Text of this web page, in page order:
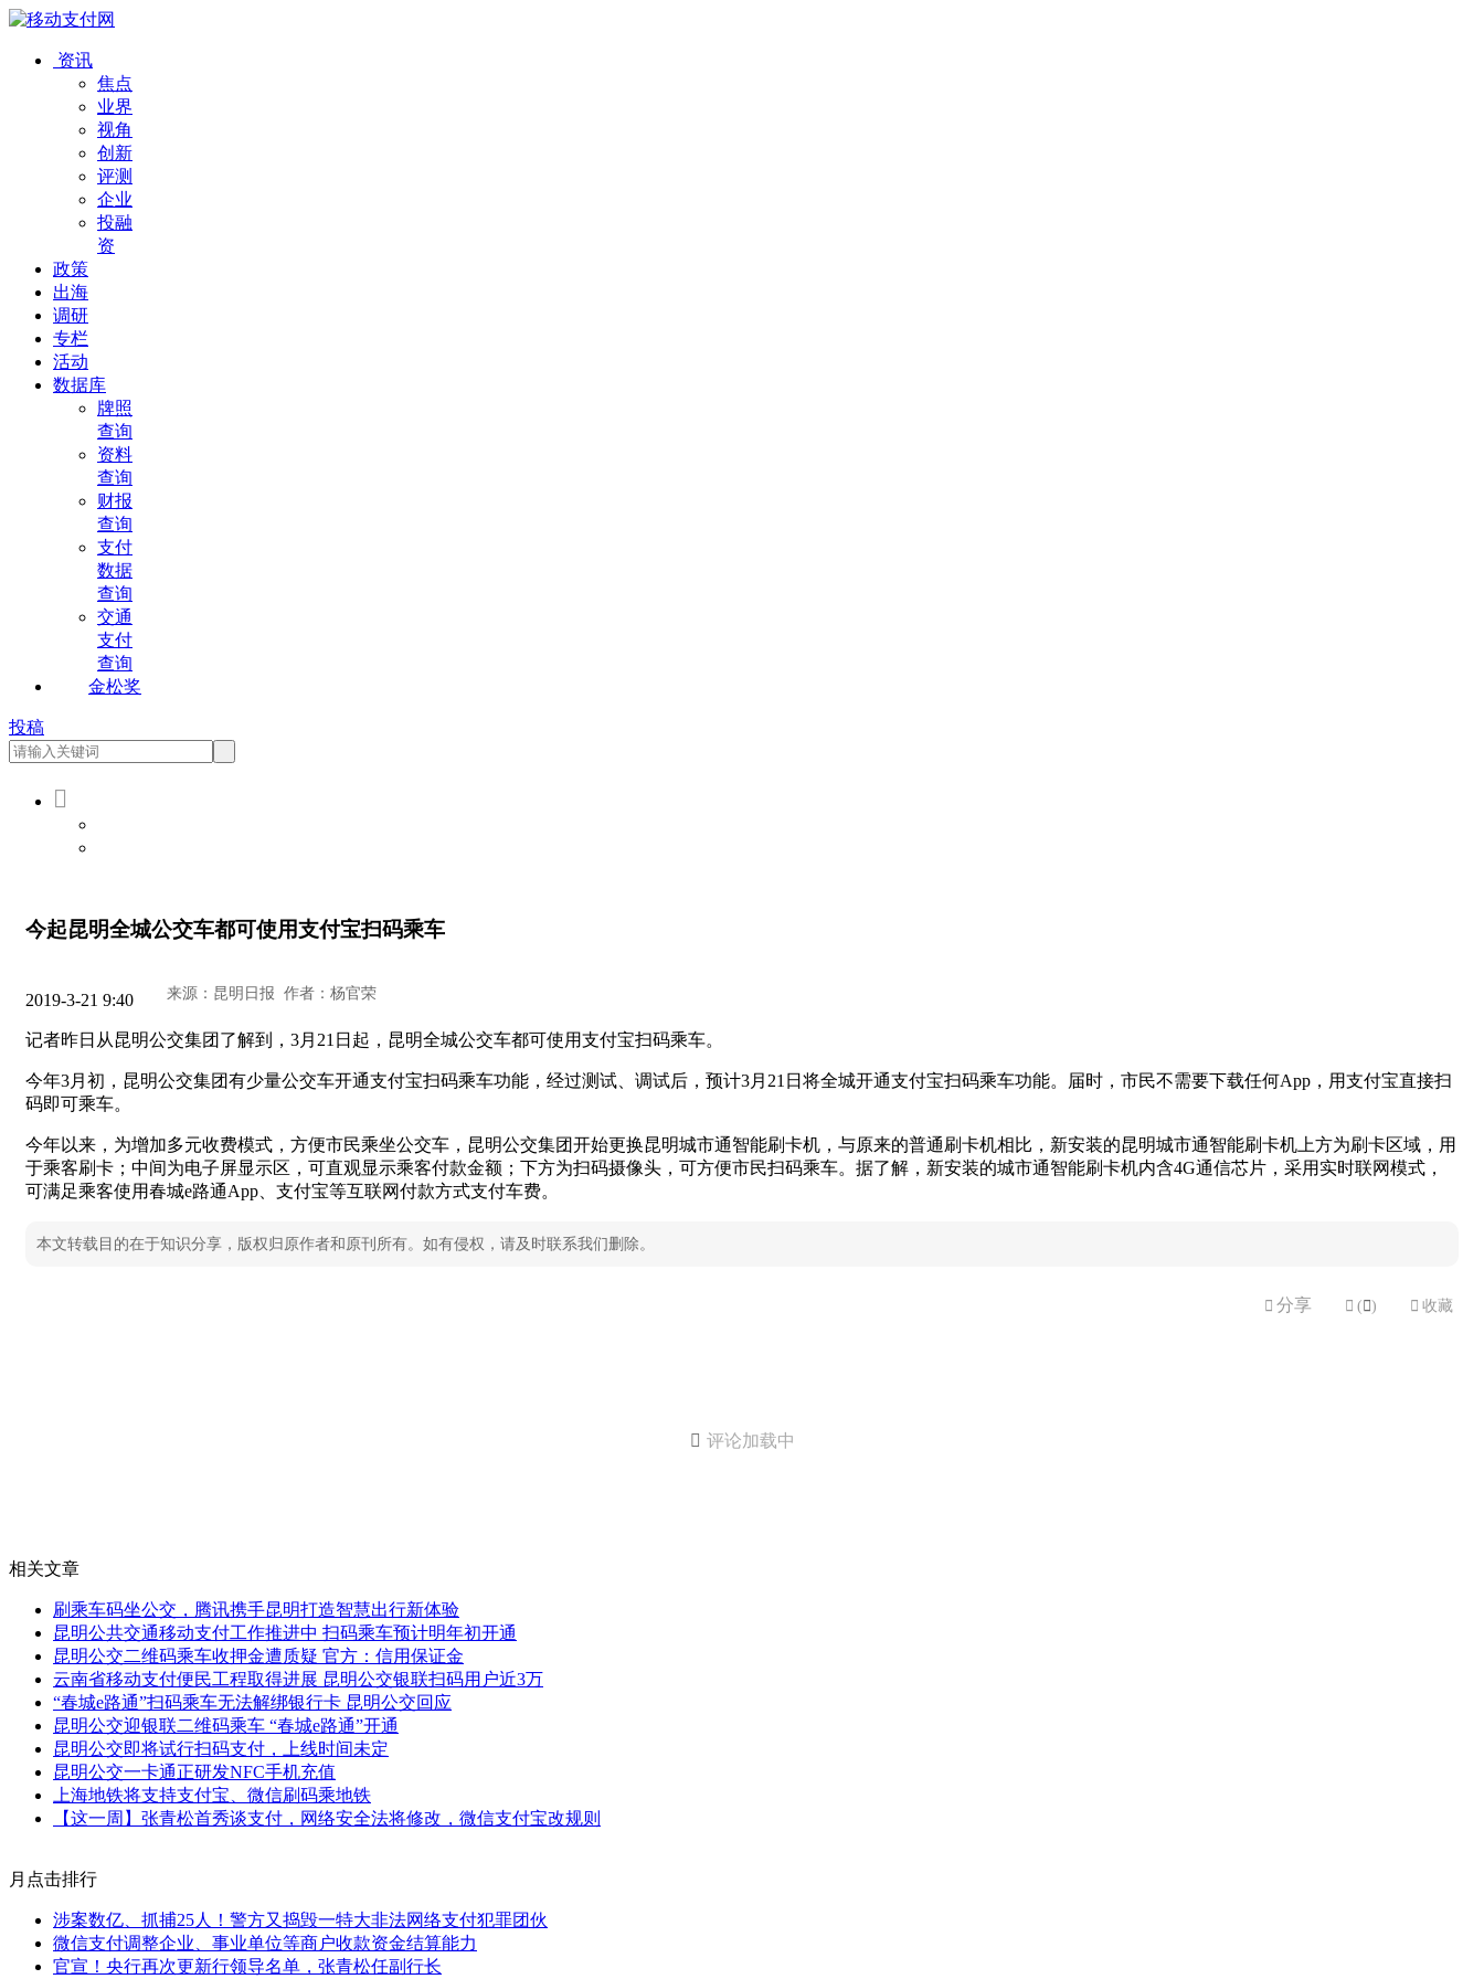
资讯
焦点
业界
视角
创新
评测
企业
投融
资
政策
出海
调研
专栏
活动
数据库
牌照
查询
资料
查询
财报
查询
支付
数据
查询
交通
支付
查询
金松奖
投稿

今起昆明全城公交车都可使用支付宝扫码乘车
2019-3-21 9:40
记者昨日从昆明公交集团了解到，3月21日起，昆明全城公交车都可使用支付宝扫码乘车。
今年3月初，昆明公交集团有少量公交车开通支付宝扫码乘车功能，经过测试、调试后，预计3月21日将全城开通支付宝扫码乘车功能。届时，市民不需要下载任何App，用支付宝直接扫
码即可乘车。
今年以来，为增加多元收费模式，方便市民乘坐公交车，昆明公交集团开始更换昆明城市通智能刷卡机，与原来的普通刷卡机相比，新安装的昆明城市通智能刷卡机上方为刷卡区域，用
于乘客刷卡；中间为电子屏显示区，可直观显示乘客付款金额；下方为扫码摄像头，可方便市民扫码乘车。据了解，新安装的城市通智能刷卡机内含4G通信芯片，采用实时联网模式，
可满足乘客使用春城e路通App、支付宝等互联网付款方式支付车费。
本文转载目的在于知识分享，版权归原作者和原刊所有。如有侵权，请及时联系我们删除。
 分享  ( )  收藏
 评论加载中
相关文章
刷乘车码坐公交，腾讯携手昆明打造智慧出行新体验
昆明公共交通移动支付工作推进中 扫码乘车预计明年初开通
昆明公交二维码乘车收押金遭质疑 官方：信用保证金
云南省移动支付便民工程取得进展 昆明公交银联扫码用户近3万
“春城e路通”扫码乘车无法解绑银行卡 昆明公交回应
昆明公交迎银联二维码乘车 “春城e路通”开通
昆明公交即将试行扫码支付，上线时间未定
昆明公交一卡通正研发NFC手机充值
上海地铁将支持支付宝、微信刷码乘地铁
【这一周】张青松首秀谈支付，网络安全法将修改，微信支付宝改规则
月点击排行
涉案数亿、抓捕25人！警方又捣毁一特大非法网络支付犯罪团伙
微信支付调整企业、事业单位等商户收款资金结算能力
官宣！央行再次更新行领导名单，张青松任副行长